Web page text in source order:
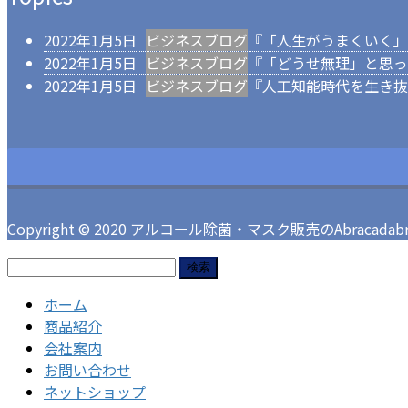
2022年1月5日 ビジネスブログ 『「人生がうまくいく
2022年1月5日
ビジネスブログ 『「どうせ無理」と思
2022年1月5日
ビジネスブログ 『人工知能時代を生き
Copyright © 2020 アルコール除菌・マスク販売の
検
ホーム
商品紹介
会社案内
お問い合わせ
ネットショップ